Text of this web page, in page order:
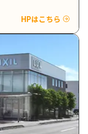
HPはこちら